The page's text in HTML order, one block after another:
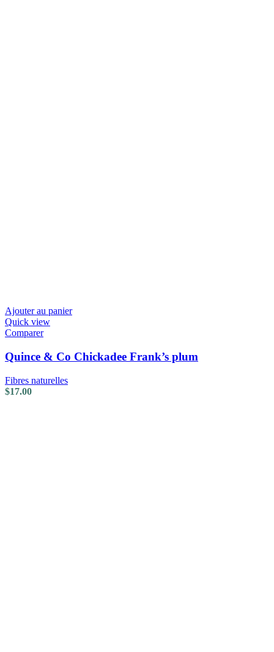
Ajouter au panier
Quick view
Comparer
Quince & Co Chickadee Frank’s plum
Fibres naturelles
$17.00